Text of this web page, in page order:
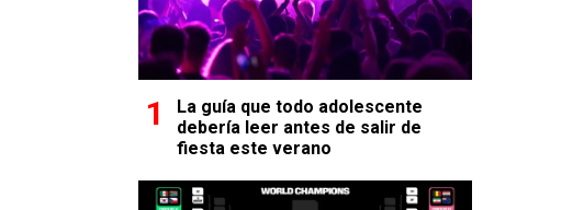
La guía que todo adolescente
debería leer antes de salir de
fiesta este verano